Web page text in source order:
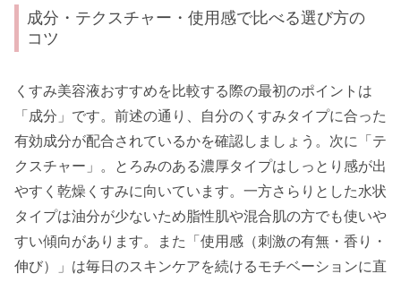
成分・テクスチャー・使用感で比べる選び方の
コツ
くすみ美容液おすすめを比較する際の最初のポイントは
「成分」です。前述の通り、自分のくすみタイプに合った
有効成分が配合されているかを確認しましょう。次に「テ
クスチャー」。とろみのある濃厚タイプはしっとり感が出
やすく乾燥くすみに向いています。一方さらりとした水状
タイプは油分が少ないため脂性肌や混合肌の方でも使いや
すい傾向があります。また「使用感（刺激の有無・香り・
伸び）」は毎日のスキンケアを続けるモチベーションに直